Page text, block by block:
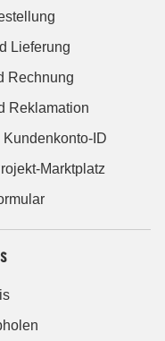
Lieferung
Rechnung
Reklamation
ID
Marktplatz